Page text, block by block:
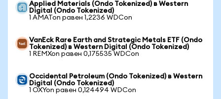
Applied Materials (Ondo Tokenized) в Western
Digital (Ondo Tokenized)
1 AMATon равен 1,2236 WDCon
VanEck Rare Earth and Strategic Metals ETF (Ondo
Tokenized) в Western Digital (Ondo Tokenized)
1 REMXon равен 0,175535 WDCon
Occidental Petroleum (Ondo Tokenized) в Western
Digital (Ondo Tokenized)
1 OXYon равен 0,124494 WDCon